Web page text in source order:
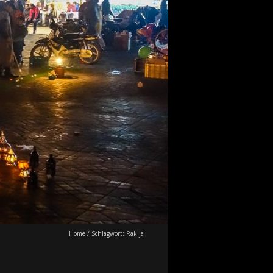
Home / Schlagwort: Rakija